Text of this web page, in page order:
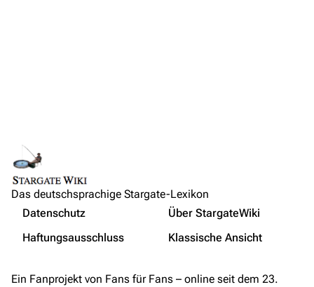
IRC-Channel
Als PDF herunterladen
Nicht angemeldet
Änderungen vornehmen.
Wer ist online?
Links auf diese Seite
Änderungen an verlinkten Seiten
Seiten­­informationen
Das deutschsprachige Stargate-Lexikon
Datenschutz
Über StargateWiki
Haftungsausschluss
Klassische Ansicht
Ein Fanprojekt von Fans für Fans – online seit dem 23.